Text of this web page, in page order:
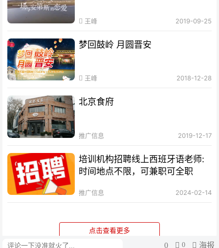
评论 0 0 海报
王峰 2019-09-25
梦回鼓岭 月圆晋安
王峰 2018-12-28
北京食府
推广信息 2019-12-17
培训机构招聘线上西班牙语老师:
时间地点不限，可兼职可全职
推广信息 2024-02-14
点击查看更多